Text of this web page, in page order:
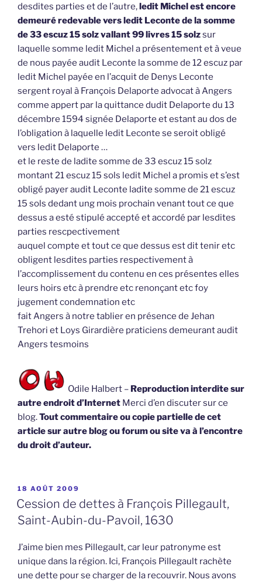
desdites parties et de l’autre,ledit Michel est encore
demeuré redevable vers ledit Leconte de la somme
de 33 escuz 15 solz vallant 99 livres 15 solzsur
laquelle somme ledit Michel a présentement et à veue
de nous payée audit Leconte la somme de 12 escuz par
ledit Michel payée en l’acquit de Denys Leconte
sergent royal à François Delaporte advocat à Angers
comme appert par la quittance dudit Delaporte du 13
décembre 1594 signée Delaporte et estant au dos de
l’obligation à laquelle ledit Leconte se seroit obligé
vers ledit Delaporte …
et le reste de ladite somme de 33 escuz 15 solz
montant 21 escuz 15 sols ledit Michel a promis et s’est
obligé payer audit Leconte ladite somme de 21 escuz
15 sols dedant ung mois prochain venant tout ce que
dessus a esté stipulé accepté et accordé par lesdites
parties rescpectivement
auquel compte et tout ce que dessus est dit tenir etc
obligent lesdites parties respectivement à
l’accomplissement du contenu en ces présentes elles
leurs hoirs etc à prendre etc renonçant etc foy
jugement condemnation etc
fait Angers à notre tablier en présence de Jehan
Trehori et Loys Girardière praticiens demeurant audit
Angers tesmoins
Odile Halbert – Reproduction interdite sur
autre endroit d’Internet Merci d’en discuter sur ce
blog.Tout commentaire ou copie partielle de cet
article sur autre blog ou forum ou site va à l’encontre
du droit d’auteur.
PUBLIÉ
LE
18 AOÛT 2009
Cession de dettes à François Pillegault,
Saint-Aubin-du-Pavoil, 1630
J’aime bien mes Pillegault, car leur patronyme est
unique dans la région. Ici, François Pillegault rachète
une dette pour se charger de la recouvrir. Nous avons